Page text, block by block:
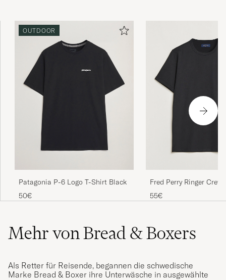
OUTDOOR
Patagonia P-6 Logo T-Shirt Black
50€
Fred Perry Ringer Crew
Black
55€
Mehr von Bread & Boxers
Als Retter für Reisende, begannen die schwedische
Marke Bread & Boxer ihre Unterwäsche in ausgewählte